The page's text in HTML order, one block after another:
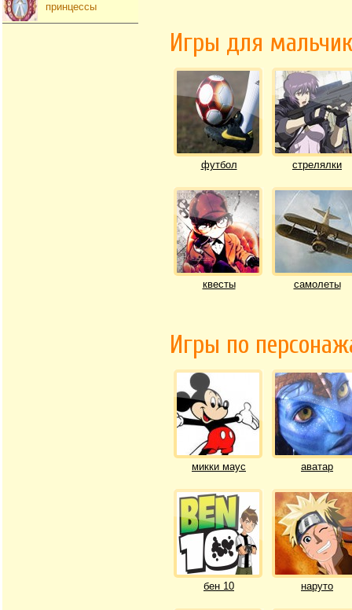
Игры для
футбол стрелялки
квесты самолеты
Игры по
микки маус аватар
бен 10 наруто
принцессы